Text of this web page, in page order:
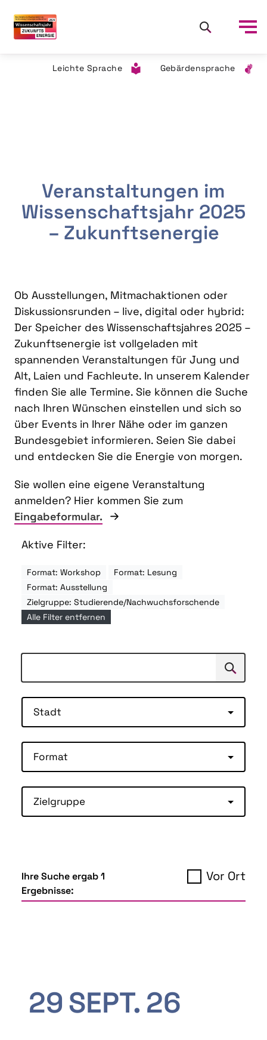
Leichte Sprache Gebärdensprache
Veranstaltungen im
Wissenschaftsjahr 2025
– Zukunftsenergie
Ob Ausstellungen, Mitmachaktionen oder
Diskussionsrunden – live, digital oder hybrid:
Der Speicher des Wissenschaftsjahres 2025 –
Zukunftsenergie ist vollgeladen mit
spannenden Veranstaltungen für Jung und
Alt, Laien und Fachleute. In unserem Kalender
finden Sie alle Termine. Sie können die Suche
nach Ihren Wünschen einstellen und sich so
über Events in Ihrer Nähe oder im ganzen
Bundesgebiet informieren. Seien Sie dabei
und entdecken Sie die Energie von morgen.
Sie wollen eine eigene Veranstaltung
anmelden? Hier kommen Sie zum
Eingabeformular.
Aktive Filter:
Format: Workshop
Format: Lesung
Format: Ausstellung
Zielgruppe: Studierende/Nachwuchsforschende
Alle Filter entfernen
Suchen
Stadt
Format
Zielgruppe
Ihre Suche ergab 1
Ergebnisse:
Vor Ort
29SEPT. 26